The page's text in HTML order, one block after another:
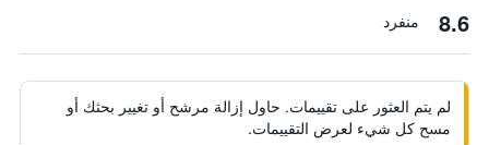
8.6 منفرد
لم يتم العثور على تقييمات. حاول إزالة مرشح أو تغيير بحثك أو
مسح كل شيء لعرض التقييمات.